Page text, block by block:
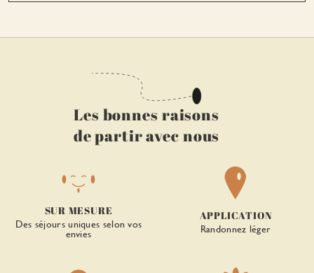
Les bonnes raisons
de partir avec nous
SUR MESURE
Des séjours uniques selon vos
envies
APPLICATION
Randonnez léger